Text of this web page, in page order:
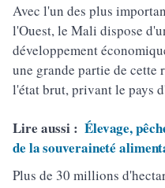
Avec l'un des plus
l'Ouest, le Mali dispose
développement
une grande partie de cette
l'état brut, privant le pays
Lire aussi : Élevage,
de la souveraineté
Plus de 30 millions